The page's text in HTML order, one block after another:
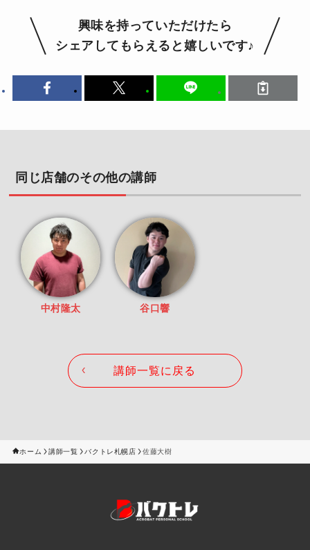
興味を持っていただけたら
シェアしてもらえると嬉しいです♪
同じ店舗のその他の講師
中村隆太 谷口響
講師一覧に戻る
ホーム 講師一覧 バクトレ札幌店 佐藤大樹